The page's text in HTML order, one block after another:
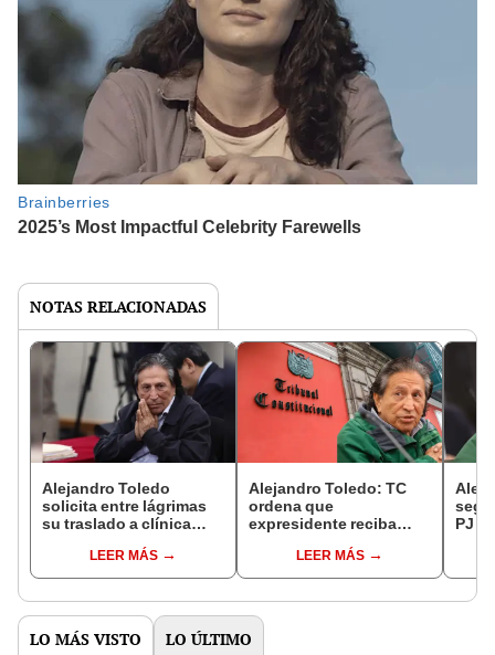
NOTAS RELACIONADAS
Alejandro Toledo
solicita entre lágrimas
su traslado a clínica
audiencia: “Me asusta
el tema del sangrado"
LEER MÁS
Alejandro Toledo: TC
ordena que
expresidente reciba
clínica privada
LEER MÁS
PJ
LO MÁS VISTO LO ÚLTIMO